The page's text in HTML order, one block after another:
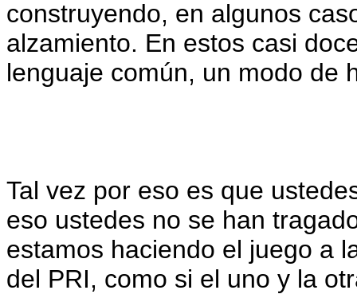
construyendo, en algunos
alzamiento. En estos casi
lenguaje común, un modo de
Tal vez por eso es que
eso ustedes no se han
estamos haciendo el juego a
del PRI, como si el uno y la